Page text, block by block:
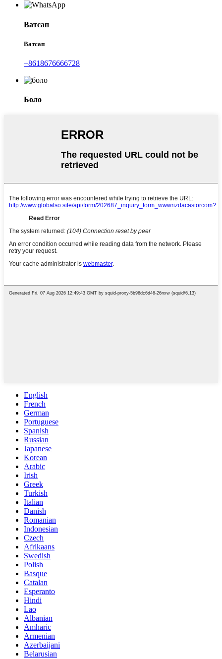
Ватсап
Ватсап
+8618676666728
Боло
English
French
German
Portuguese
Spanish
Russian
Japanese
Korean
Arabic
Irish
Greek
Turkish
Italian
Danish
Romanian
Indonesian
Czech
Afrikaans
Swedish
Polish
Basque
Catalan
Esperanto
Hindi
Lao
Albanian
Amharic
Armenian
Azerbaijani
Belarusian